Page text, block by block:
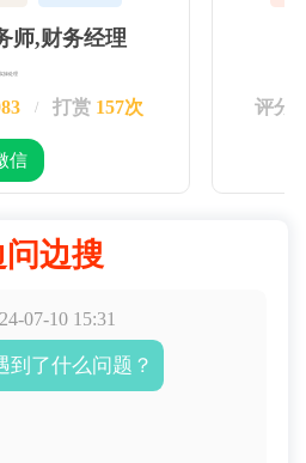
师,财务经理
操处理
/ 打赏 157次
信
评分
边搜
07-10 15:31
到了什么问题？